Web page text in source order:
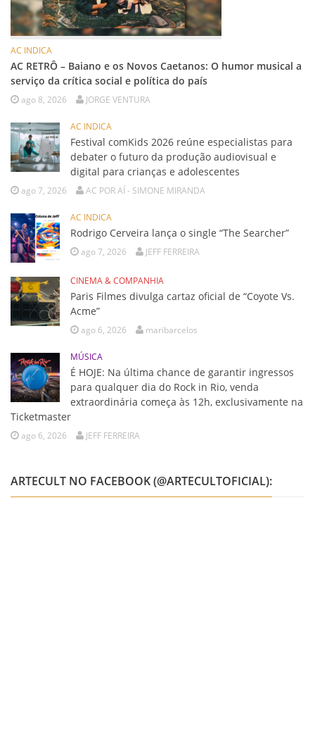
AC INDICA
AC RETRÔ – Baiano e os Novos Caetanos: O humor musical a
serviço da crítica social e política do país
ago 8, 2026 JORGE VENTURA
AC INDICA
Festival comKids 2026 reúne especialistas para
debater o futuro da produção audiovisual e
digital para crianças e adolescentes
ago 7, 2026 AC POR AÍ - SIMONE MIRANDA
AC INDICA
Rodrigo Cerveira lança o single “The Searcher”
ago 7, 2026 JEFF FERREIRA
CINEMA & COMPANHIA
Paris Filmes divulga cartaz oficial de “Coyote Vs.
Acme”
ago 6, 2026 maribarcelos
MÚSICA
É HOJE: Na última chance de garantir ingressos
para qualquer dia do Rock in Rio, venda
extraordinária começa às 12h, exclusivamente na
Ticketmaster
ago 6, 2026 JEFF FERREIRA
ARTECULT NO FACEBOOK (@ARTECULTOFICIAL):